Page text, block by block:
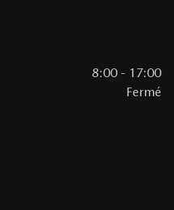
8:00 - 17:00
Fermé